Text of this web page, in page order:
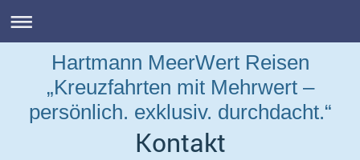
Hartmann MeerWert Reisen
„Kreuzfahrten mit Mehrwert –
persönlich. exklusiv. durchdacht.“
Kontakt